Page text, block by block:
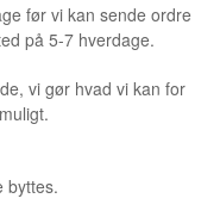
før vi kan sende ordre
på 5-7 hverdage.
vi gør hvad vi kan for
byttes.